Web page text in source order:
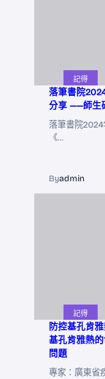
記得
落筆書院
分享 ——師生
落筆書院
《…
Byadmin
記得
防控基孔肯
基孔肯雅熱
問題
專家：廣東省